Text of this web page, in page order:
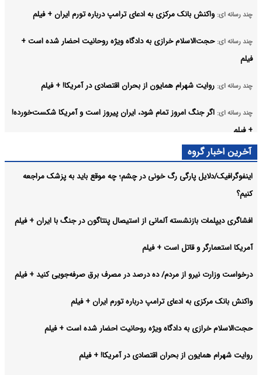
چند رسانه ای: واکنش بانک مرکزی به ادعای ترامپ درباره تورم ایران + فیلم
چند رسانه ای: حجت‌الاسلام خرازی به دادگاه ویژه روحانیت احضار شده است +
فیلم
چند رسانه ای: روایت شهرام همایون از بحران اقتصادی در آمریکا! + فیلم
چند رسانه ای: اگر جنگ امروز تمام شود، ایران پیروز است و آمریکا شکست‌خورده!
+ فیلم
چند رسانه ای: اسرائیل اینترنشنال و پروژه خطرناک غزه کردن ایران! + فیلم
چند رسانه ای:
افشاگری پیمانکار پیشین وزارت دفاع آمریکا/ برای رهگیری هر
موشک ایرانی، ۸ تا ۱۰ موشک شلیک می‌شد! + فیلم
آرشیو
آخرین اخبار گروه
اینفوگرافیک/دلایل پارگی رگ خونی در چشم؛ چه موقع باید به پزشک مراجعه
کنیم؟
افشاگری دیپلمات بازنشسته آلمانی از استیصال پنتاگون در جنگ با ایران + فیلم
آمریکا استعمارگر و قاتل است + فیلم
درخواست وزارت نیرو از مردم/ ده درصد در مصرف برق صرفه‌جویی کنید + فیلم
واکنش بانک مرکزی به ادعای ترامپ درباره تورم ایران + فیلم
حجت‌الاسلام خرازی به دادگاه ویژه روحانیت احضار شده است + فیلم
روایت شهرام همایون از بحران اقتصادی در آمریکا! + فیلم